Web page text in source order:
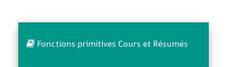
Fonctions primitives Cours et Résumés